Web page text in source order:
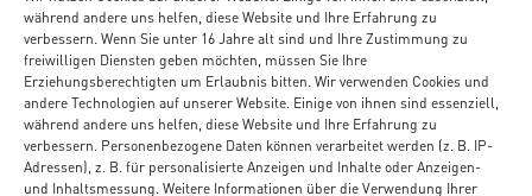
während andere uns helfen, diese Website und Ihre Erfahrung zu
verbessern. Wenn Sie unter 16 Jahre alt sind und Ihre Zustimmung zu
freiwilligen Diensten geben möchten, müssen Sie Ihre
Erziehungsberechtigten um Erlaubnis bitten. Wir verwenden Cookies und
andere Technologien auf unserer Website. Einige von ihnen sind essenziell,
während andere uns helfen, diese Website und Ihre Erfahrung zu
verbessern. Personenbezogene Daten können verarbeitet werden (z. B. IP-
Adressen), z. B. für personalisierte Anzeigen und Inhalte oder Anzeigen-
und Inhaltsmessung. Weitere Informationen über die Verwendung Ihrer
Hausarbeit hast.
In dem Beruf kannst du sehr selbständig arbeiten und dich
immer wieder neuen Herausforderungen stellen. Du wirst
dabei super von deinem/deiner Einsatzleiter*in bzw.
Mentor*in und von der Verwaltung unterstützt.
Wie kann ich Familienpfleger*in werden?